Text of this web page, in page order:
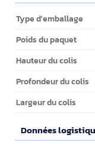
Informations sur
Type d'emballage
Poids du paquet
Hauteur du colis
Profondeur du colis
Largeur du colis
Données